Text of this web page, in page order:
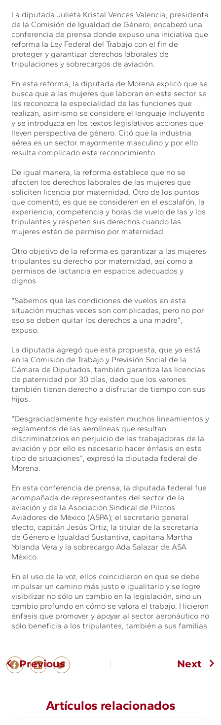
La diputada Julieta Kristal Vences Valencia, presidenta
de la Comisión de Igualdad de Género, encabezó una
conferencia de prensa donde expuso una iniciativa que
reforma la Ley Federal del Trabajo con el fin de
proteger y garantizar derechos laborales de
tripulaciones y sobrecargos de aviación.
En esta reforma, la diputada de Morena explicó que se
busca que a las mujeres que laboran en este sector se
les reconozca la especialidad de las funciones que
realizan, asimismo se considere el lenguaje incluyente
y se introduzca en los textos legislativos acciones que
lleven perspectiva de género. Citó que la industria
aérea es un sector mayormente masculino y por ello
resulta complicado este reconocimiento.
De igual manera, la reforma establece que no se
afecten los derechos laborales de las mujeres que
soliciten licencia por maternidad. Otro de los puntos
que comentó, es que se consideren en el escalafón, la
experiencia, competencia y horas de vuelo de las y los
tripulantes y respeten sus derechos cuando las
mujeres estén de permiso por maternidad.
Otro objetivo de la reforma es garantizar a las mujeres
tripulantes su derecho por maternidad, así como a
permisos de lactancia en espacios adecuados y
dignos.
“Sabemos que las condiciones de vuelos en esta
situación muchas veces son complicadas, pero no por
eso se deben quitar los derechos a una madre”,
expuso.
La diputada agregó que esta propuesta, que ya está
en la Comisión de Trabajo y Previsión Social de la
Cámara de Diputados, también garantiza las licencias
de paternidad por 30 días, dado que los varones
también tienen derecho a disfrutar de tiempo con sus
hijos.
“Desgraciadamente hoy existen muchos lineamientos y
reglamentos de las aerolíneas que resultan
discriminatorios en perjuicio de las trabajadoras de la
aviación y por ello es necesario hacer énfasis en este
tipo de situaciones”, expresó la diputada federal de
Morena.
En esta conferencia de prensa, la diputada federal fue
acompañada de representantes del sector de la
aviación y de la Asociación Sindical de Pilotos
Aviadores de México (ASPA); el secretario general
electo, capitán Jesús Ortiz; la titular de la secretaría
de Género e Igualdad Sustantiva, capitana Martha
Yolanda Vera y la sobrecargo Ada Salazar de ASA
México.
En el uso de la voz, ellos coincidieron en que se debe
impulsar un camino más justo e igualitario y se logre
visibilizar no sólo un cambio en la legislación, sino un
cambio profundo en cómo se valora el trabajo. Hicieron
énfasis que promover y apoyar al sector aeronáutico no
sólo beneficia a los tripulantes, también a sus familias.
Previous Next
Artículos relacionados